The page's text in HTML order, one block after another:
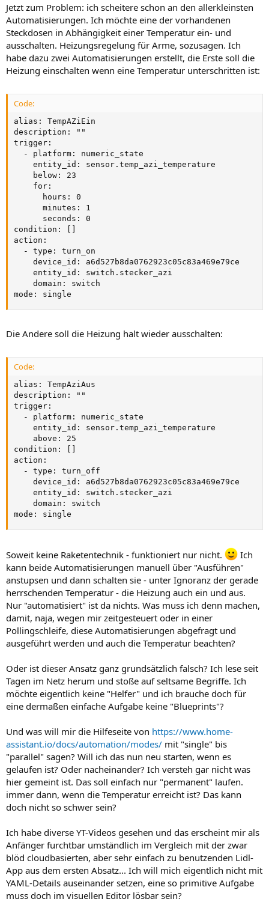
Jetzt zum Problem: ich scheitere schon an den allerkleinsten
Automatisierungen. Ich möchte eine der vorhandenen
Steckdosen in Abhängigkeit einer Temperatur ein- und
ausschalten. Heizungsregelung für Arme, sozusagen. Ich
habe dazu zwei Automatisierungen erstellt, die Erste soll die
Heizung einschalten wenn eine Temperatur unterschritten ist:
Code:
alias: TempAZiEin
description: ""
trigger:
  - platform: numeric_state
    entity_id: sensor.temp_azi_temperature
    below: 23
    for:
      hours: 0
      minutes: 1
      seconds: 0
condition: []
action:
  - type: turn_on
    device_id: a6d527b8da0762923c05c83a469e79ce
    entity_id: switch.stecker_azi
    domain: switch
mode: single
Die Andere soll die Heizung halt wieder ausschalten:
Code:
alias: TempAziAus
description: ""
trigger:
  - platform: numeric_state
    entity_id: sensor.temp_azi_temperature
    above: 25
condition: []
action:
  - type: turn_off
    device_id: a6d527b8da0762923c05c83a469e79ce
    entity_id: switch.stecker_azi
    domain: switch
mode: single
Soweit keine Raketentechnik - funktioniert nur nicht.
Ich
kann beide Automatisierungen manuell über "Ausführen"
anstupsen und dann schalten sie - unter Ignoranz der gerade
herrschenden Temperatur - die Heizung auch ein und aus.
Nur "automatisiert" ist da nichts. Was muss ich denn machen,
damit, naja, wegen mir zeitgesteuert oder in einer
Pollingschleife, diese Automatisierungen abgefragt und
ausgeführt werden und auch die Temperatur beachten?
Oder ist dieser Ansatz ganz grundsätzlich falsch? Ich lese seit
Tagen im Netz herum und stoße auf seltsame Begriffe. Ich
möchte eigentlich keine "Helfer" und ich brauche doch für
eine dermaßen einfache Aufgabe keine "Blueprints"?
Und was will mir die Hilfeseite von https://www.home-
assistant.io/docs/automation/modes/ mit "single" bis
"parallel" sagen? Will ich das nun neu starten, wenn es
gelaufen ist? Oder nacheinander? Ich versteh gar nicht was
hier gemeint ist. Das soll einfach nur "permanent" laufen.
immer dann, wenn die Temperatur erreicht ist? Das kann
doch nicht so schwer sein?
Ich habe diverse YT-Videos gesehen und das erscheint mir als
Anfänger furchtbar umständlich im Vergleich mit der zwar
blöd cloudbasierten, aber sehr einfach zu benutzenden Lidl-
App aus dem ersten Absatz... Ich will mich eigentlich nicht mit
YAML-Details auseinander setzen, eine so primitive Aufgabe
muss doch im visuellen Editor lösbar sein?